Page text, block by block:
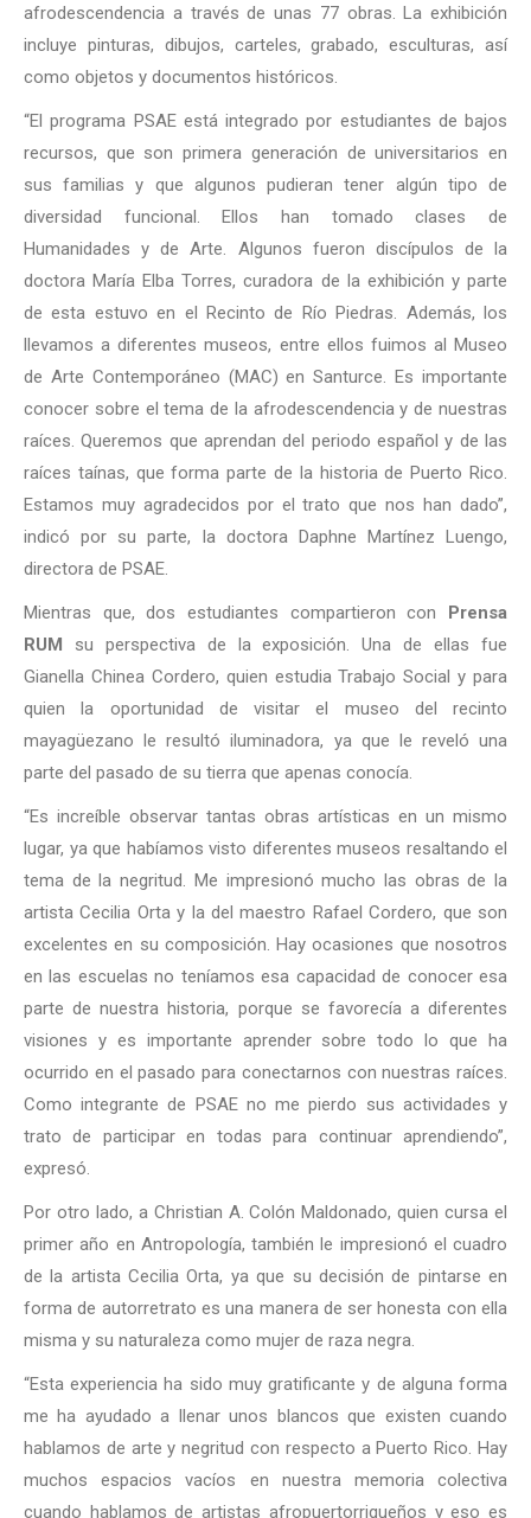
afrodescendencia a través de unas 77 obras. La exhibición
incluye pinturas, dibujos, carteles, grabado, esculturas, así
como objetos y documentos históricos.
“El programa PSAE está integrado por estudiantes de bajos
recursos, que son primera generación de universitarios en
sus familias y que algunos pudieran tener algún tipo de
diversidad funcional. Ellos han tomado clases de
Humanidades y de Arte. Algunos fueron discípulos de la
doctora María Elba Torres, curadora de la exhibición y parte
de esta estuvo en el Recinto de Río Piedras. Además, los
llevamos a diferentes museos, entre ellos fuimos al Museo
de Arte Contemporáneo (MAC) en Santurce. Es importante
conocer sobre el tema de la afrodescendencia y de nuestras
raíces. Queremos que aprendan del periodo español y de las
raíces taínas, que forma parte de la historia de Puerto Rico.
Estamos muy agradecidos por el trato que nos han dado”,
indicó por su parte, la doctora Daphne Martínez Luengo,
directora de PSAE.
Mientras que, dos estudiantes compartieron con Prensa
RUM su perspectiva de la exposición. Una de ellas fue
Gianella Chinea Cordero, quien estudia Trabajo Social y para
quien la oportunidad de visitar el museo del recinto
mayagüezano le resultó iluminadora, ya que le reveló una
parte del pasado de su tierra que apenas conocía.
“Es increíble observar tantas obras artísticas en un mismo
lugar, ya que habíamos visto diferentes museos resaltando el
tema de la negritud. Me impresionó mucho las obras de la
artista Cecilia Orta y la del maestro Rafael Cordero, que son
excelentes en su composición. Hay ocasiones que nosotros
en las escuelas no teníamos esa capacidad de conocer esa
parte de nuestra historia, porque se favorecía a diferentes
visiones y es importante aprender sobre todo lo que ha
ocurrido en el pasado para conectarnos con nuestras raíces.
Como integrante de PSAE no me pierdo sus actividades y
trato de participar en todas para continuar aprendiendo”,
expresó.
Por otro lado, a Christian A. Colón Maldonado, quien cursa el
primer año en Antropología, también le impresionó el cuadro
de la artista Cecilia Orta, ya que su decisión de pintarse en
forma de autorretrato es una manera de ser honesta con ella
misma y su naturaleza como mujer de raza negra.
“Esta experiencia ha sido muy gratificante y de alguna forma
me ha ayudado a llenar unos blancos que existen cuando
hablamos de arte y negritud con respecto a Puerto Rico. Hay
muchos espacios vacíos en nuestra memoria colectiva
cuando hablamos de artistas afropuertorriqueños y eso es